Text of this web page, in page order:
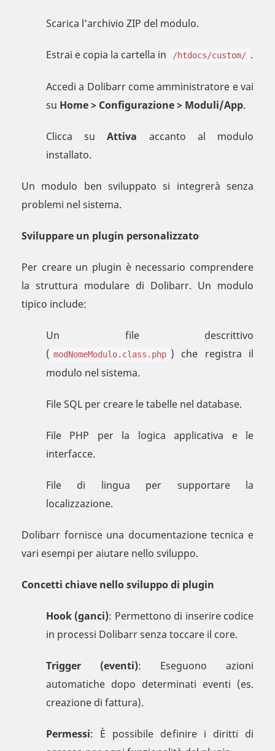
Scarica l’archivio ZIP del modulo.
Estrai e copia la cartella in /htdocs/custom/ .
Accedi a Dolibarr come amministratore e vai
su Home > Configurazione > Moduli/App.
Clicca suAttiva accanto al modulo
installato.
Un modulo ben sviluppato si integrerà senza
problemi nel sistema.
Sviluppare un plugin personalizzato
Per creare un plugin è necessario comprendere
la struttura modulare di Dolibarr. Un modulo
tipico include:
Un file descrittivo
( modNomeModulo.class.php ) che registra il
modulo nel sistema.
File SQL per creare le tabelle nel database.
File PHP per la logica applicativa e le
interfacce.
File di lingua per supportare la
localizzazione.
Dolibarr fornisce una documentazione tecnica e
vari esempi per aiutare nello sviluppo.
Concetti chiave nello sviluppo di plugin
Hook (ganci): Permettono di inserire codice
in processi Dolibarr senza toccare il core.
Trigger (eventi): Eseguono azioni
automatiche dopo determinati eventi (es.
creazione di fattura).
Permessi: È possibile definire i diritti di